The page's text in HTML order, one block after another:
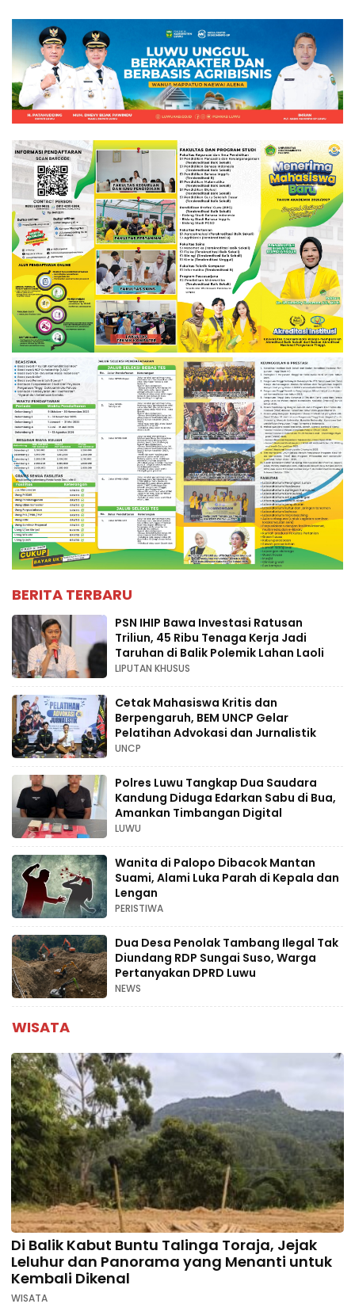
BERITA TERBARU
PSN IHIP Bawa Investasi Ratusan
Triliun, 45 Ribu Tenaga Kerja Jadi
Taruhan di Balik Polemik Lahan Laoli
LIPUTAN KHUSUS
Cetak Mahasiswa Kritis dan
Berpengaruh, BEM UNCP Gelar
Pelatihan Advokasi dan Jurnalistik
UNCP
Polres Luwu Tangkap Dua Saudara
Kandung Diduga Edarkan Sabu di Bua,
Amankan Timbangan Digital
LUWU
Wanita di Palopo Dibacok Mantan
Suami, Alami Luka Parah di Kepala dan
Lengan
PERISTIWA
Dua Desa Penolak Tambang Ilegal Tak
Diundang RDP Sungai Suso, Warga
Pertanyakan DPRD Luwu
NEWS
WISATA
Di Balik Kabut Buntu Talinga Toraja, Jejak
Leluhur dan Panorama yang Menanti untuk
Kembali Dikenal
WISATA